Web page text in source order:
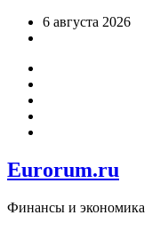
Перейти6 августа 2026
Eurorum.ru
Финансы и экономика